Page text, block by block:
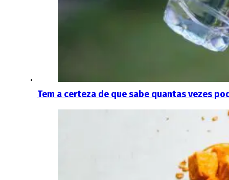
Tem a certeza de que sabe quantas vezes